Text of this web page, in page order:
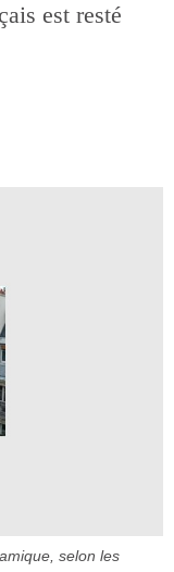
est resté
selon les